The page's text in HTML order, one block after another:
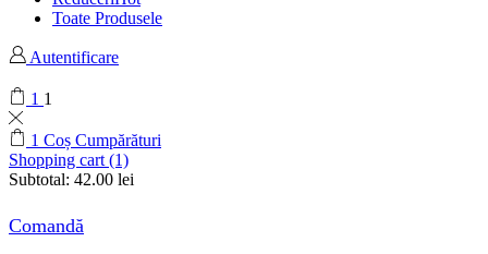
Toate Produsele
Autentificare
1 1
1 Coș Cumpărături
Shopping cart (1)
Subtotal: 42.00 lei
Comandă